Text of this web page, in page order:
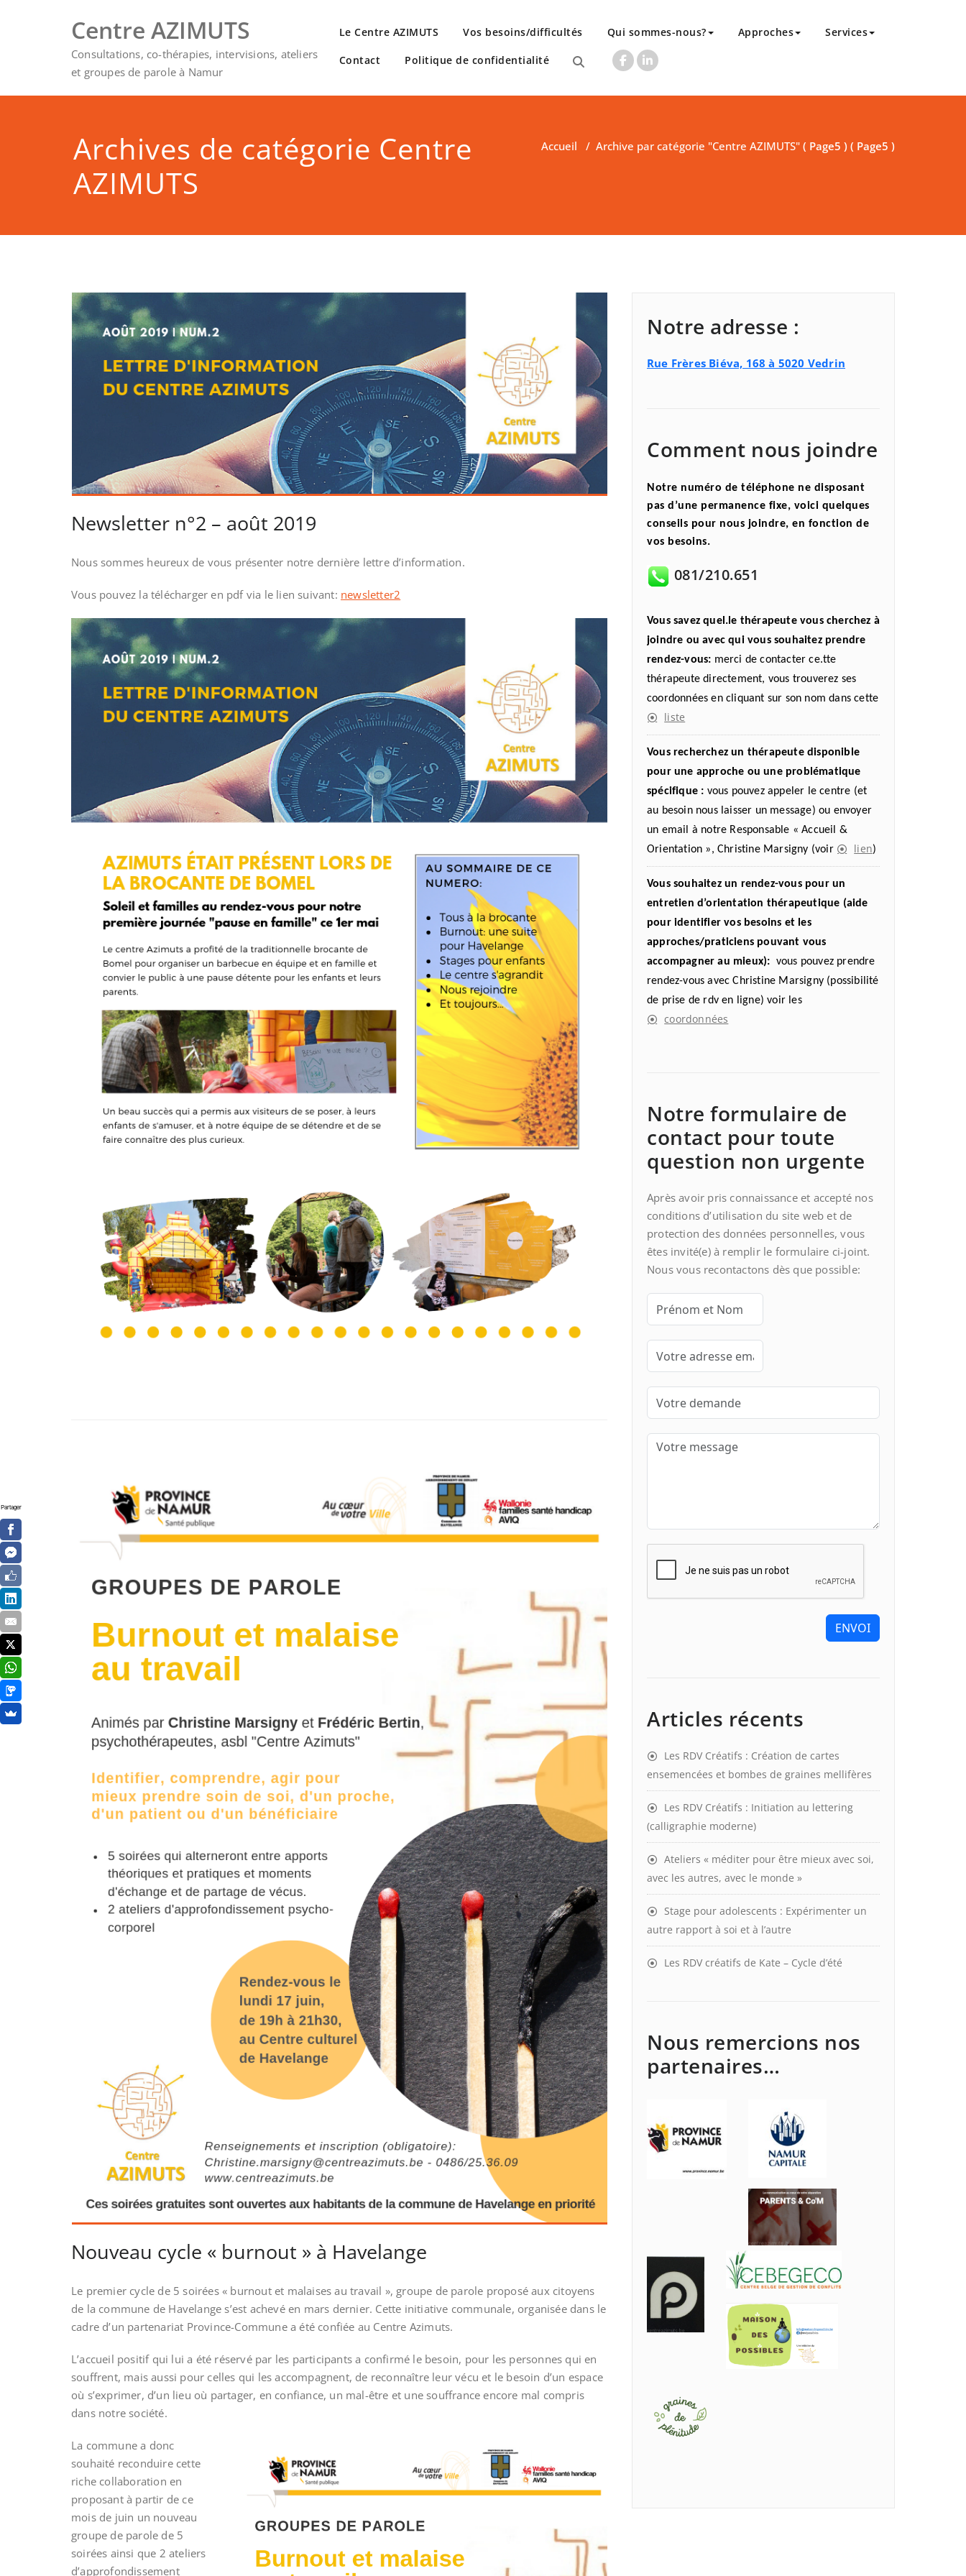
Centre AZIMUTS
Consultations, co-thérapies, intervisions, ateliers
et groupes de parole à Namur
Le Centre AZIMUTS Vos besoins/difficultés Qui sommes-nous? Approches Services
Contact Politique de confidentialité
Archives de catégorie Centre
AZIMUTS
Accueil / Archive par catégorie "Centre AZIMUTS" ( Page5 ) ( Page5 )
Newsletter n°2 – août 2019
Nous sommes heureux de vous présenter notre dernière lettre d’information.
Vous pouvez la télécharger en pdf via le lien suivant: newsletter2
Nouveau cycle « burnout » à Havelange
Le premier cycle de 5 soirées « burnout et malaises au travail », groupe de parole proposé aux citoyens
de la commune de Havelange s’est achevé en mars dernier. Cette initiative communale, organisée dans le
cadre d’un partenariat Province-Commune a été confiée au Centre Azimuts.
L’accueil positif qui lui a été réservé par les participants a confirmé le besoin, pour les personnes qui en
souffrent, mais aussi pour celles qui les accompagnent, de reconnaître leur vécu et le besoin d’un espace
où s’exprimer, d’un lieu où partager, en confiance, un mal-être et une souffrance encore mal compris
dans notre société.
La commune a donc
souhaité reconduire cette
riche collaboration en
proposant à partir de ce
mois de juin un nouveau
groupe de parole de 5
soirées ainsi que 2 ateliers
d’approfondissement
Notre adresse :
Rue Frères Biéva, 168 à 5020 Vedrin
Comment nous joindre
Notre numéro de téléphone ne disposant
pas d’une permanence fixe, voici quelques
conseils pour nous joindre, en fonction de
vos besoins.
081/210.651
Vous savez quel.le thérapeute vous cherchez à
joindre ou avec qui vous souhaitez prendre
rendez-vous: merci de contacter ce.tte
thérapeute directement, vous trouverez ses
coordonnées en cliquant sur son nom dans cette
liste
Vous recherchez un thérapeute disponible
pour une approche ou une problématique
spécifique : vous pouvez appeler le centre (et
au besoin nous laisser un message) ou envoyer
un email à notre Responsable « Accueil &
Orientation », Christine Marsigny (voir
lien)
Vous souhaitez un rendez-vous pour un
entretien d’orientation thérapeutique (aide
pour identifier vos besoins et les
approches/praticiens pouvant vous
accompagner au mieux): vous pouvez prendre
rendez-vous avec Christine Marsigny (possibilité
de prise de rdv en ligne) voir les
coordonnées
Notre formulaire de
contact pour toute
question non urgente
Après avoir pris connaissance et accepté nos
conditions d’utilisation du site web et de
protection des données personnelles, vous
êtes invité(e) à remplir le formulaire ci-joint.
Nous vous recontactons dès que possible:
ENVOI
Articles récents
Les RDV Créatifs : Création de cartes
ensemencées et bombes de graines mellifères
Les RDV Créatifs : Initiation au lettering
(calligraphie moderne)
Ateliers « méditer pour être mieux avec soi,
avec les autres, avec le monde »
Stage pour adolescents : Expérimenter un
autre rapport à soi et à l’autre
Les RDV créatifs de Kate – Cycle d’été
Nous remercions nos
partenaires…
Partager
S'inscrire
Restez informé(e)s...
No Thanks